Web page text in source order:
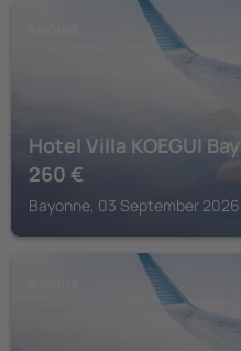
Hotel Villa KOEGUI
260 €
Bayonne, 03 September